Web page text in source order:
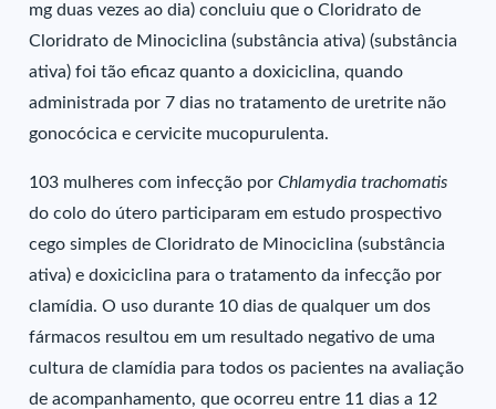
mg duas vezes ao dia) concluiu que o Cloridrato de
Cloridrato de Minociclina (substância ativa) (substância
ativa) foi tão eficaz quanto a doxiciclina, quando
administrada por 7 dias no tratamento de uretrite não
gonocócica e cervicite mucopurulenta.
103 mulheres com infecção porChlamydia trachomatis
do colo do útero participaram em estudo prospectivo
cego simples de Cloridrato de Minociclina (substância
ativa) e doxiciclina para o tratamento da infecção por
clamídia. O uso durante 10 dias de qualquer um dos
fármacos resultou em um resultado negativo de uma
cultura de clamídia para todos os pacientes na avaliação
de acompanhamento, que ocorreu entre 11 dias a 12